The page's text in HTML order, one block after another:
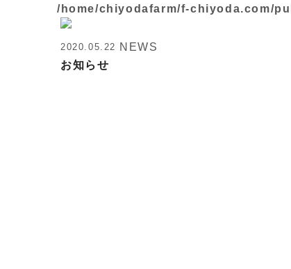
/home/chiyodafarm/f-chiyoda.com/
2020.05.22 NEWS
お知らせ